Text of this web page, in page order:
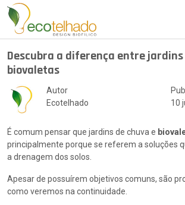
Descubra a diferença entre jardins
biovaletas
Autor
Ecotelhado
10
É comum pensar que jardins de chuva e
principalmente porque se referem a soluções
a drenagem dos solos.
Apesar de possuírem objetivos comuns, são
como veremos na continuidade.